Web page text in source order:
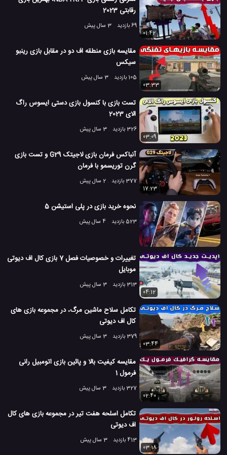
رقابتی 2023
69 بازدید
3 سال پیش
01:42
مقایسه بازی منطقه اف دو در مقابل بازی رینبو
سیکس
105 بازدید
3 سال پیش
03:33
تست بازی با کنسول بازی دستی ایسوس راگ
الای 2023
326 بازدید
3 سال پیش
03:09
آنباکس فرمان بازی لاجیتک G29 و تست بازی
گرن توریسمو با فرمان
377 بازدید
2 سال پیش
17:23
نحوه خرید بازی در پلی استیشن 5
523 بازدید 4 سال پیش
تغییرات و خصوصیات فصل 7 بازی کال اف دیوتی
موبایل
313 بازدید
3 سال پیش
04:12
تکامل سلاح ماشین مرگ، در مجموعه بازی های
کال اف دیوتی
379 بازدید
3 سال پیش
03:44
مقایسه کیفیت بالا و پائین بازی اتومبیل رانی
فرمول 1
327 بازدید
3 سال پیش
02:40
تکامل اسلحه هفت تیر در مجموعه بازی های کال
اف دیوتی
413 بازدید
3 سال پیش
03:18